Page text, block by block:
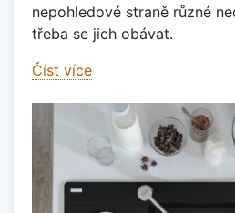
nepohledové straně různé
třeba se jich obávat.
Číst více